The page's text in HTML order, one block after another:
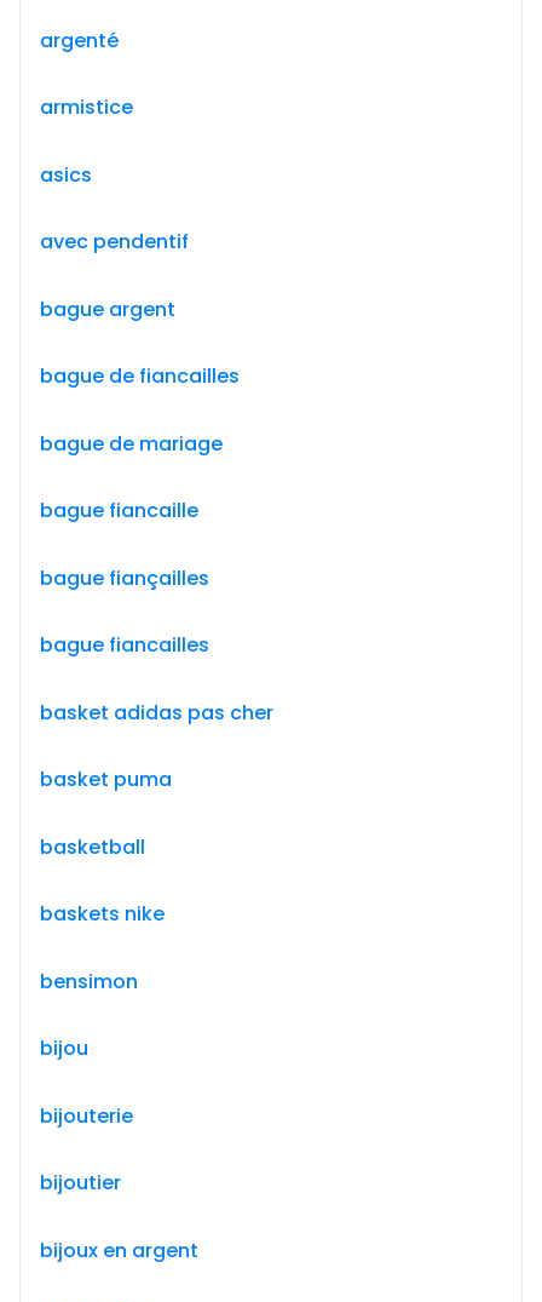
argenté
armistice
asics
avec pendentif
bague argent
bague de fiancailles
bague de mariage
bague fiancaille
bague fiançailles
bague fiancailles
basket adidas pas cher
basket puma
basketball
baskets nike
bensimon
bijou
bijouterie
bijoutier
bijoux en argent